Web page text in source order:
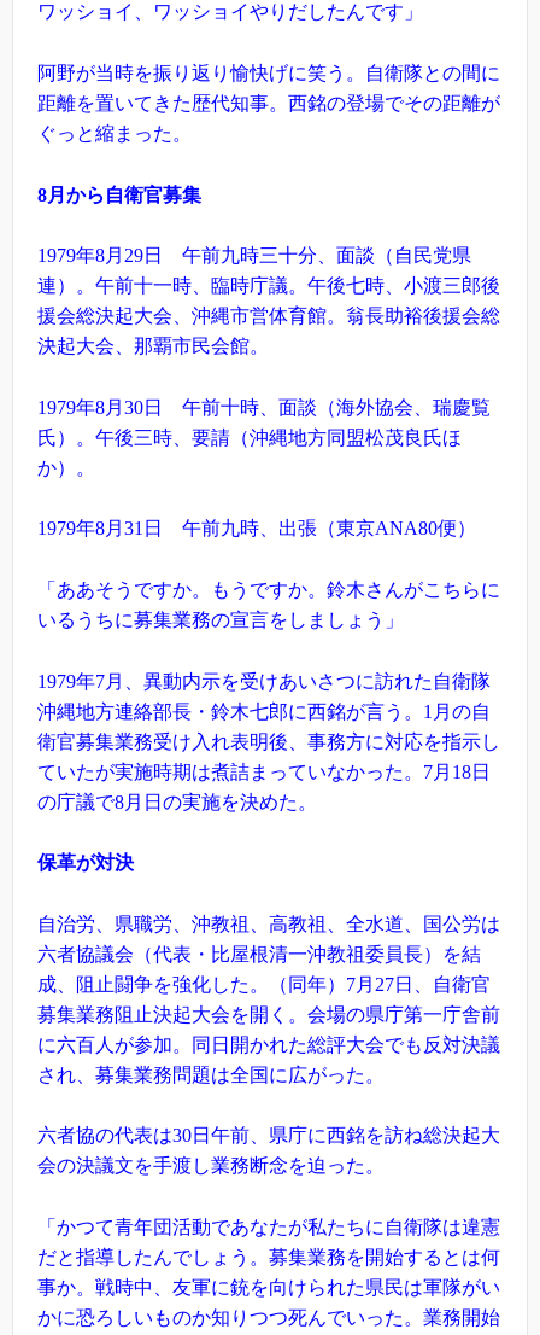
ワッショイ、ワッショイやりだしたんです」
阿野が当時を振り返り愉快げに笑う。自衛隊との間に
距離を置いてきた歴代知事。西銘の登場でその距離が
ぐっと縮まった。
8月から自衛官募集
1979年8月29日 午前九時三十分、面談（自民党県
連）。午前十一時、臨時庁議。午後七時、小渡三郎後
援会総決起大会、沖縄市営体育館。翁長助裕後援会総
決起大会、那覇市民会館。
1979年8月30日 午前十時、面談（海外協会、瑞慶覧
氏）。午後三時、要請（沖縄地方同盟松茂良氏ほ
か）。
1979年8月31日 午前九時、出張（東京ANA80便）
「ああそうですか。もうですか。鈴木さんがこちらに
いるうちに募集業務の宣言をしましょう」
1979年7月、異動内示を受けあいさつに訪れた自衛隊
沖縄地方連絡部長・鈴木七郎に西銘が言う。1月の自
衛官募集業務受け入れ表明後、事務方に対応を指示し
ていたが実施時期は煮詰まっていなかった。7月18日
の庁議で8月日の実施を決めた。
保革が対決
自治労、県職労、沖教祖、高教祖、全水道、国公労は
六者協議会（代表・比屋根清一沖教祖委員長）を結
成、阻止闘争を強化した。（同年）7月27日、自衛官
募集業務阻止決起大会を開く。会場の県庁第一庁舎前
に六百人が参加。同日開かれた総評大会でも反対決議
され、募集業務問題は全国に広がった。
六者協の代表は30日午前、県庁に西銘を訪ね総決起大
会の決議文を手渡し業務断念を迫った。
「かつて青年団活動であなたが私たちに自衛隊は違憲
だと指導したんでしょう。募集業務を開始するとは何
事か。戦時中、友軍に銃を向けられた県民は軍隊がい
かに恐ろしいものか知りつつ死んでいった。業務開始